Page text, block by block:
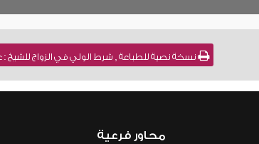
نسخة نصية للطباعة , شرط الولي في الزواج للشيخ
محاور فرعية